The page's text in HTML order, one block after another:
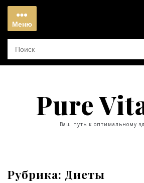
Перейти
содержимому
Меню
Меню
Pure
Ваш путь к оптимальному
Рубрика: Диеты